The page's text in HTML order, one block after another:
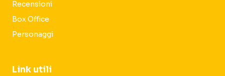
Recensioni
Box Office
Personaggi
Link utili